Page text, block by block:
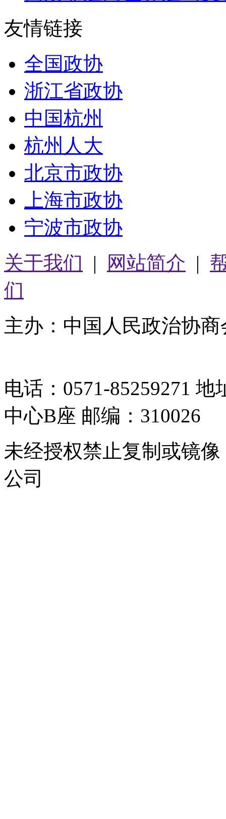
友情链接
全国政协
浙江省政协
中国杭州
杭州人大
北京市政协
上海市政协
宁波市政协
关于我们 | 网站简介 |
们
主办：中国人民政治协
电话：0571-85259271
中心B座 邮编：310026
未经授权禁止复制或镜
公司